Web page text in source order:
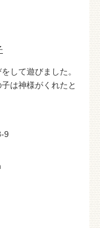
して遊びました。
は神様がくれたと
9